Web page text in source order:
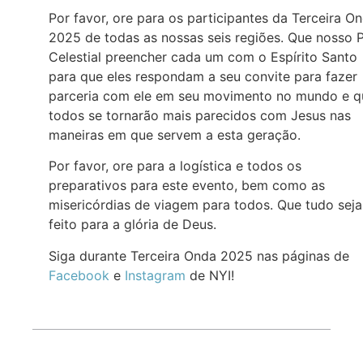
Por favor, ore para os participantes da Terceira
2025 de todas as nossas seis regiões. Que nosso
Celestial preencher cada um com o Espírito Santo
para que eles respondam a seu convite para fazer
parceria com ele em seu movimento no mundo e
todos se tornarão mais parecidos com Jesus nas
maneiras em que servem a esta geração.
Por favor, ore para a logística e todos os
preparativos para este evento, bem como as
misericórdias de viagem para todos. Que tudo seja
feito para a glória de Deus.
Siga durante Terceira Onda 2025 nas páginas de
Facebook e Instagram de NYI!